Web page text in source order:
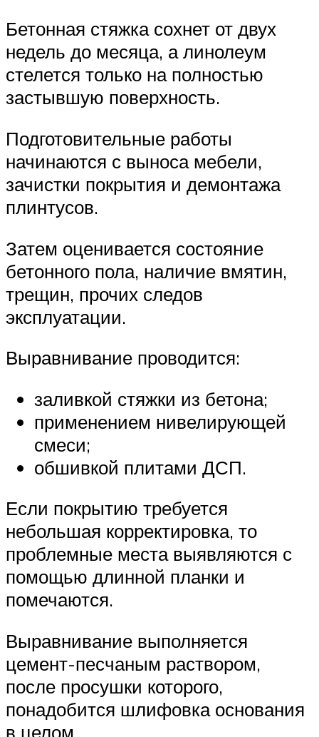
Бетонная стяжка сохнет от двух
недель до месяца, а линолеум
стелется только на полностью
застывшую поверхность.
Подготовительные работы
начинаются с выноса мебели,
зачистки покрытия и демонтажа
плинтусов.
Затем оценивается состояние
бетонного пола, наличие вмятин,
трещин, прочих следов
эксплуатации.
Выравнивание проводится:
заливкой стяжки из бетона;
применением нивелирующей
смеси;
обшивкой плитами ДСП.
Если покрытию требуется
небольшая корректировка, то
проблемные места выявляются с
помощью длинной планки и
помечаются.
Выравнивание выполняется
цемент-песчаным раствором,
после просушки которого,
понадобится шлифовка основания
в целом.